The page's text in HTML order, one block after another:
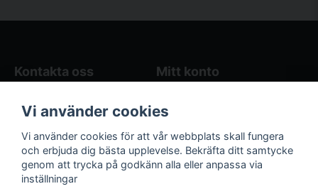
Kontakta oss
Butikens öppettider
Kontakta oss
Mitt konto
Registrera dig
Följ oss på sociala
medier!
Våra räkneverktyg
Vi använder cookies
Vi använder cookies för att vår webbplats skall fungera
och erbjuda dig bästa upplevelse. Bekräfta ditt samtycke
genom att trycka på godkänn alla eller anpassa via
inställningar